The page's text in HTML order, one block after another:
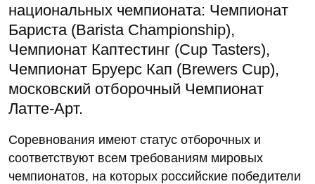
национальных чемпионата: Чемпионат
Бариста (Barista Championship),
Чемпионат Каптестинг (Cup Tasters),
Чемпионат Бруерс Кап (Brewers Cup),
московский отборочный Чемпионат
Латте-Арт.
Соревнования имеют статус отборочных и
соответствуют всем требованиям мировых
чемпионатов, на которых российские победители